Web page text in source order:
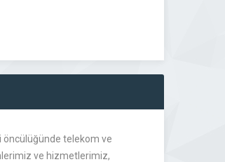
öncülüğünde telekom ve
ve hizmetlerimiz,